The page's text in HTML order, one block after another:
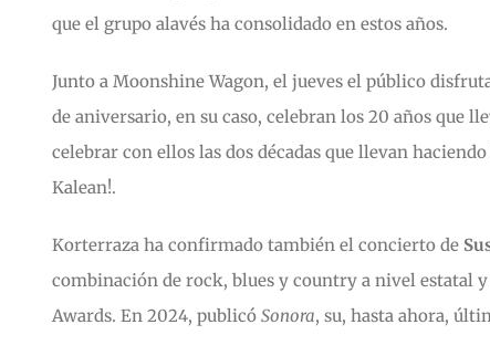
que el grupo alavés ha consolidado en estos años.
Junto a Moonshine Wagon, el jueves el público
de aniversario, en su caso, celebran los 20 años que
celebrar con ellos las dos décadas que llevan
Kalean!.
Korterraza ha confirmado también el concierto de
combinación de rock, blues y country a nivel estatal
Awards. En 2024, publicó Sonora, su, hasta ahora,